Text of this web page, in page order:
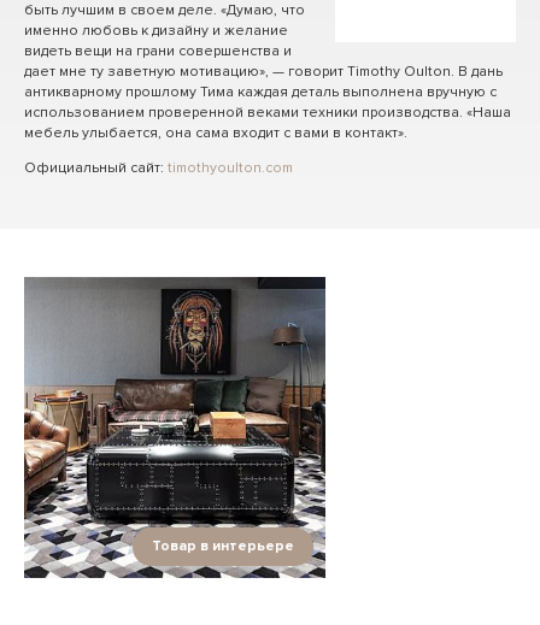
быть лучшим в своем деле. «Думаю, что
именно любовь к дизайну и желание
видеть вещи на грани совершенства и
дает мне ту заветную мотивацию», — говорит Timothy Oulton. В дань
антикварному прошлому Тима каждая деталь выполнена вручную с
использованием проверенной веками техники производства. «Наша
мебель улыбается, она сама входит с вами в контакт».
Официальный сайт: timothyoulton.com
Товар в интерьере